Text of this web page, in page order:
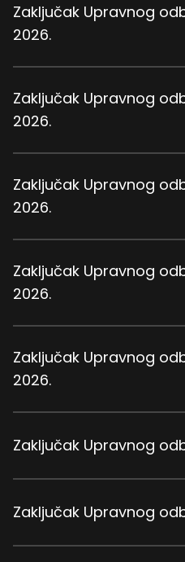
Zaključak Upravnog
2026.
Zaključak Upravnog
2026.
Zaključak Upravnog
2026.
Zaključak Upravnog
2026.
Zaključak Upravnog
2026.
Zaključak Upravnog
Zaključak Upravnog